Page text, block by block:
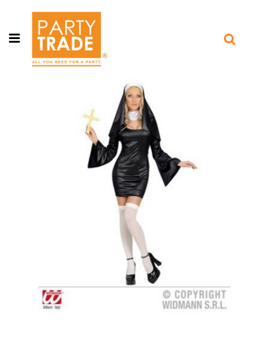
Open menu